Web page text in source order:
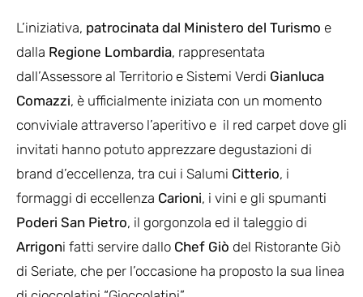
L’iniziativa, patrocinata dal Ministero del Turismo e
dalla Regione Lombardia, rappresentata
dall’Assessore al Territorio e Sistemi Verdi Gianluca
Comazzi, è ufficialmente iniziata con un momento
conviviale attraverso l’aperitivo e il red carpet dove gli
invitati hanno potuto apprezzare degustazioni di
brand d’eccellenza, tra cui i Salumi Citterio, i
formaggi di eccellenza Carioni, i vini e gli spumanti
Poderi San Pietro, il gorgonzola ed il taleggio di
Arrigoni fatti servire dallo Chef Giò del Ristorante Giò
di Seriate, che per l’occasione ha proposto la sua linea